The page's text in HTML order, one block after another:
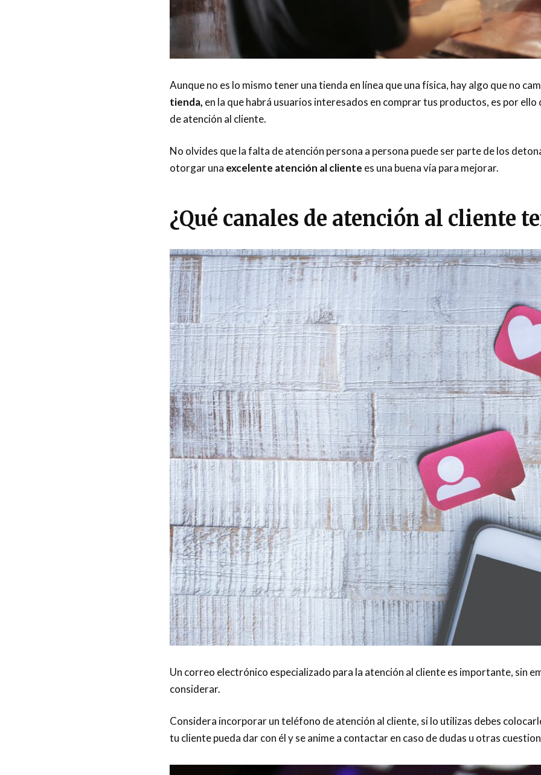
Aunque no es lo mismo tener una tienda en línea que una física, hay algo que no
tienda, en la que habrá usuarios interesados en comprar tus productos, es por
de atención al cliente.
No olvides que la falta de atención persona a persona puede ser parte de los
otorgar una excelente atención al cliente es una buena vía para mejorar.
¿Qué canales de atención al cliente
Un correo electrónico especializado para la atención al cliente es importante, sin
considerar.
Considera incorporar un teléfono de atención al cliente, si lo utilizas debes
tu cliente pueda dar con él y se anime a contactar en caso de dudas u otras